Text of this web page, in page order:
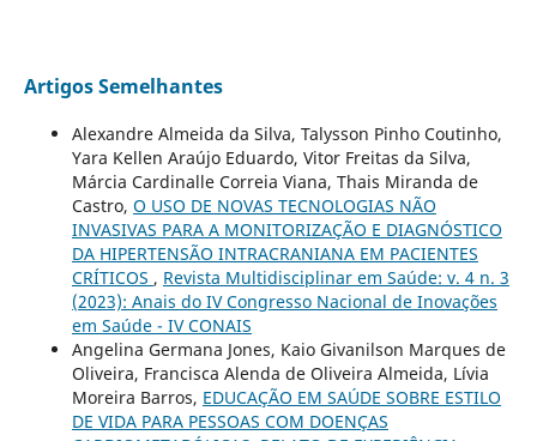
Artigos Semelhantes
Alexandre Almeida da Silva, Talysson Pinho Coutinho,
Yara Kellen Araújo Eduardo, Vitor Freitas da Silva,
Márcia Cardinalle Correia Viana, Thais Miranda de
Castro, O USO DE NOVAS TECNOLOGIAS NÃO
INVASIVAS PARA A MONITORIZAÇÃO E DIAGNÓSTICO
DA HIPERTENSÃO INTRACRANIANA EM PACIENTES
CRÍTICOS , Revista Multidisciplinar em Saúde: v. 4 n. 3
(2023): Anais do IV Congresso Nacional de Inovações
em Saúde - IV CONAIS
Angelina Germana Jones, Kaio Givanilson Marques de
Oliveira, Francisca Alenda de Oliveira Almeida, Lívia
Moreira Barros, EDUCAÇÃO EM SAÚDE SOBRE ESTILO
DE VIDA PARA PESSOAS COM DOENÇAS